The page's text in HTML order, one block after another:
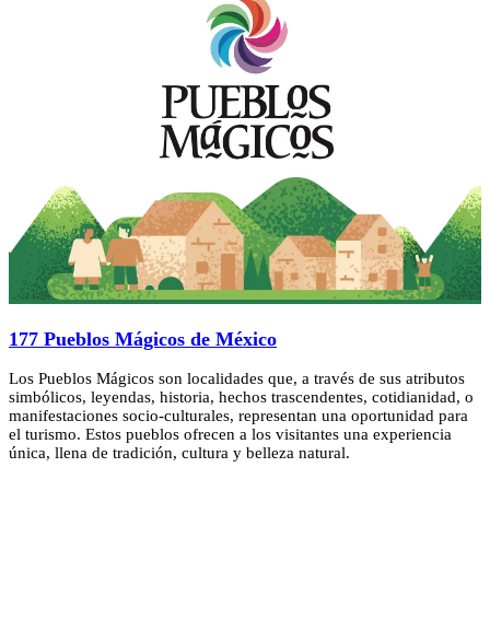
177 Pueblos Mágicos de México
Los Pueblos Mágicos son localidades que, a través de sus atributos
simbólicos, leyendas, historia, hechos trascendentes, cotidianidad, o
manifestaciones socio-culturales, representan una oportunidad para
el turismo. Estos pueblos ofrecen a los visitantes una experiencia
única, llena de tradición, cultura y belleza natural.